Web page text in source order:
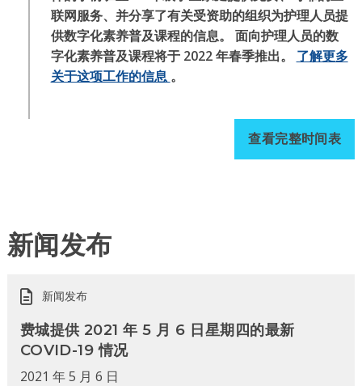
联网服务、并分享了有关受资助的组织为护理人员提
供数字化素养普及课程的信息。 面向护理人员的数
字化素养普及课程将于 2022 年春季推出。 了解更多
关于这项工作的信息 。
查看完整时间表
新闻发布
新闻发布
费城提供 2021 年 5 月 6 日星期四的最新
COVID-19 情况
2021 年 5 月 6 日